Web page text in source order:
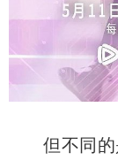
但不同